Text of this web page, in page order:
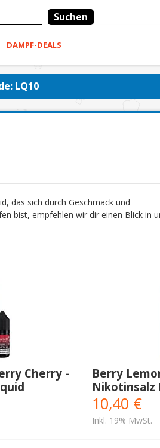
Suchen
DAMPF-DEALS
LQ10
das sich durch Geschmack und
bist, empfehlen wir dir einen Blick in
Cherry -
Berry
Nikotinsalz
10,40 €
Inkl. 19% MwSt.